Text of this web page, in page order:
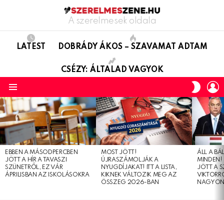
A szerelmesek oldala
LATEST DOBRÁDY ÁKOS – SZAVAMAT ADTAM
CSÉZY: ÁLTALAD VAGYOK
SKIN
LATEST
STORIES
EBBEN A MÁSODPERCBEN
JÖTT A HÍR A TAVASZI
SZÜNETRŐL, EZ VÁR
ÁPRILISBAN AZ ISKOLÁSOKRA
MOST JÖTT!
ÚJRASZÁMOLJÁK A
NYUGDÍJAKAT! ITT A LISTA,
KIKNEK VÁLTOZIK MEG AZ
ÖSSZEG 2026-BAN
ÁLL A
MINDEN!
JÖTT A